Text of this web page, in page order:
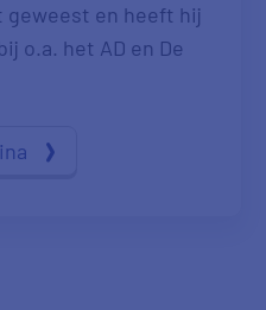
geweest en heeft hij
o.a. het AD en De